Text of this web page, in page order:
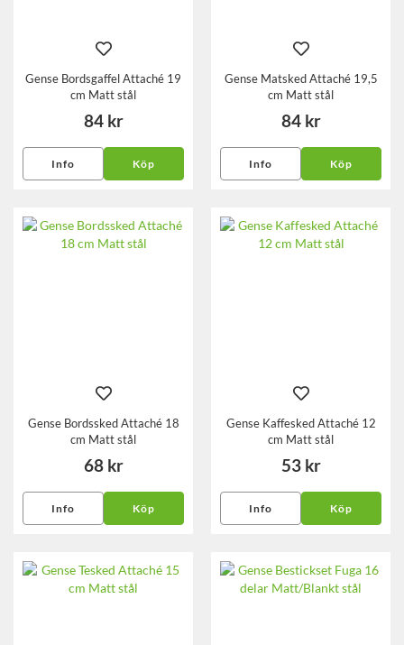
Gense Bordsgaffel Attaché 19
cm Matt stål
84 kr
Info Köp
Gense Matsked Attaché 19,5
cm Matt stål
84 kr
Info Köp
Gense Bordssked Attaché 18
cm Matt stål
68 kr
Info Köp
Gense Kaffesked Attaché 12
cm Matt stål
53 kr
Info Köp